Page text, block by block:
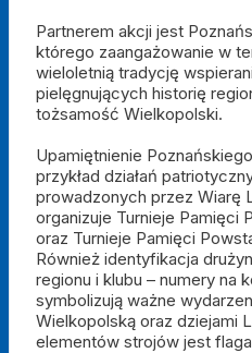
Partnerem akcji jest
którego zaangażowanie w
wieloletnią tradycję
pielęgnujących historię
tożsamość Wielkopolski.
Upamiętnienie
przykład działań
prowadzonych przez Wiarę
organizuje Turnieje Pamięci
oraz Turnieje Pamięci
Również identyfikacja
regionu i klubu – numery na
symbolizują ważne
Wielkopolską oraz dziejami
elementów strojów jest